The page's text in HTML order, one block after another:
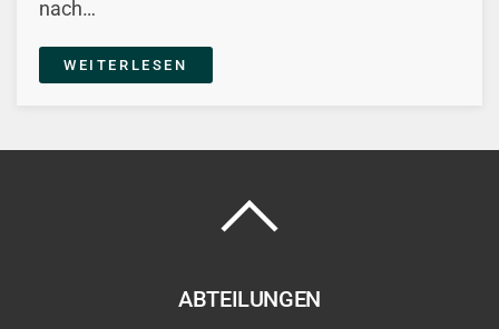
nach…
WEITERLESEN
ABTEILUNGEN